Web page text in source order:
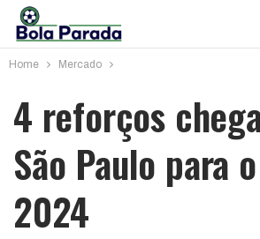
Home Mercado
4 reforços
São Paulo para
2024